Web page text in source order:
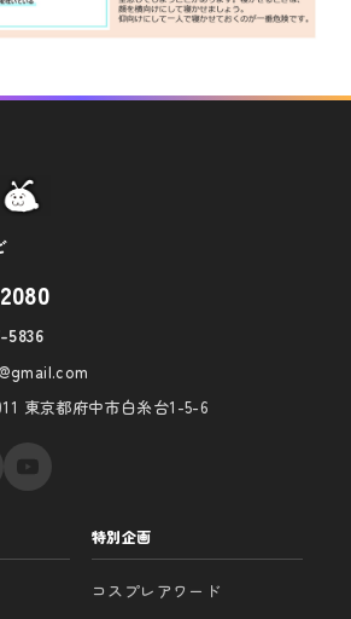
東京都府中市白糸台1-5-6
特別企画
コスプレアワード